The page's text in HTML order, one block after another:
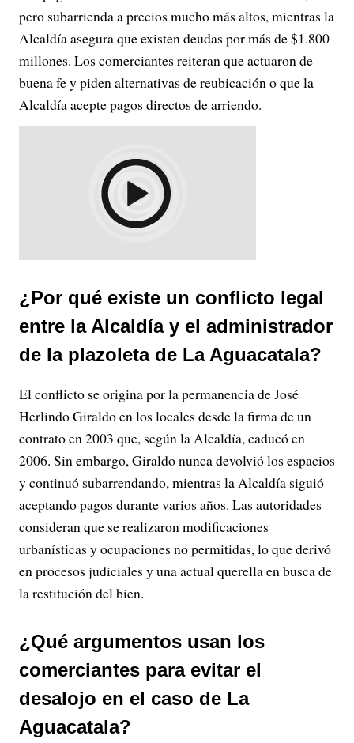
pero subarrienda a precios mucho más altos, mientras la
Alcaldía asegura que existen deudas por más de $1.800
millones. Los comerciantes reiteran que actuaron de
buena fe y piden alternativas de reubicación o que la
Alcaldía acepte pagos directos de arriendo.
¿Por qué existe un conflicto legal
entre la Alcaldía y el administrador
de la plazoleta de La Aguacatala?
El conflicto se origina por la permanencia de José
Herlindo Giraldo en los locales desde la firma de un
contrato en 2003 que, según la Alcaldía, caducó en
2006. Sin embargo, Giraldo nunca devolvió los espacios
y continuó subarrendando, mientras la Alcaldía siguió
aceptando pagos durante varios años. Las autoridades
consideran que se realizaron modificaciones
urbanísticas y ocupaciones no permitidas, lo que derivó
en procesos judiciales y una actual querella en busca de
la restitución del bien.
¿Qué argumentos usan los
comerciantes para evitar el
desalojo en el caso de La
Aguacatala?